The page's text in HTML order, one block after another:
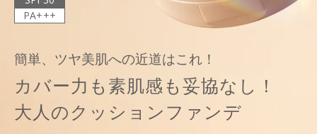
PA+++
簡単、ツヤ美肌への近道はこれ！
カバー力も素肌感も妥協なし！
大人のクッションファンデ